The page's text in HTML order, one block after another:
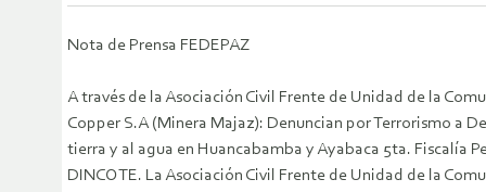
Nota de Prensa FEDEPAZ
A través de la Asociación Civil Frente de Unidad de la
Copper S.A (Minera Majaz): Denuncian por Terrorismo a
tierra y al agua en Huancabamba y Ayabaca 5ta. Fiscalía
DINCOTE. La Asociación Civil Frente de Unidad de la